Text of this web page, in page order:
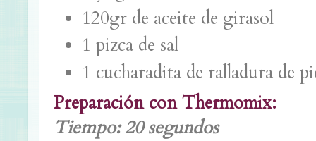
120gr de aceite de girasol
1 pizca de sal
1 cucharadita de ralladura de
Preparación con Thermomix:
Tiempo: 20 segundos